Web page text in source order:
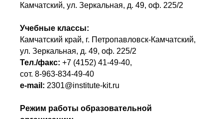
Камчатский, ул. Зеркальная, д. 49, оф. 225/2
Учебные классы:
Камчатский край, г. Петропавловск-Камчатский,
ул. Зеркальная, д. 49, оф. 225/2
Тел./факс: +7 (4152) 41-49-40,
сот. 8-963-834-49-40
e-mail: 2301@institute-kit.ru
Режим работы образовательной